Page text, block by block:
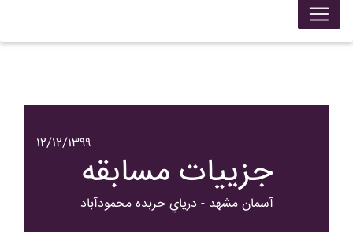
۱۲/۱۲/۱۳۹۹
جزییات مسابقه
آسمان مشهد - درياي حربده محمودآباد